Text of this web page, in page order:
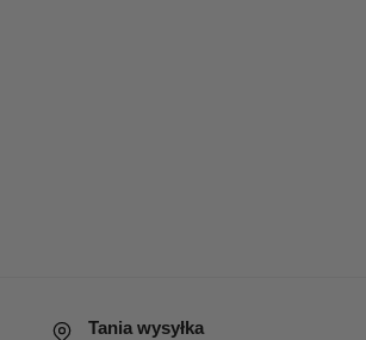
Tania wysyłka